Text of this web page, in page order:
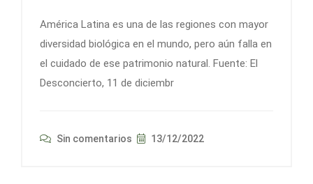
América Latina es una de las regiones con mayor
diversidad biológica en el mundo, pero aún falla en
el cuidado de ese patrimonio natural. Fuente: El
Desconcierto, 11 de diciembr
Sin comentarios 13/12/2022